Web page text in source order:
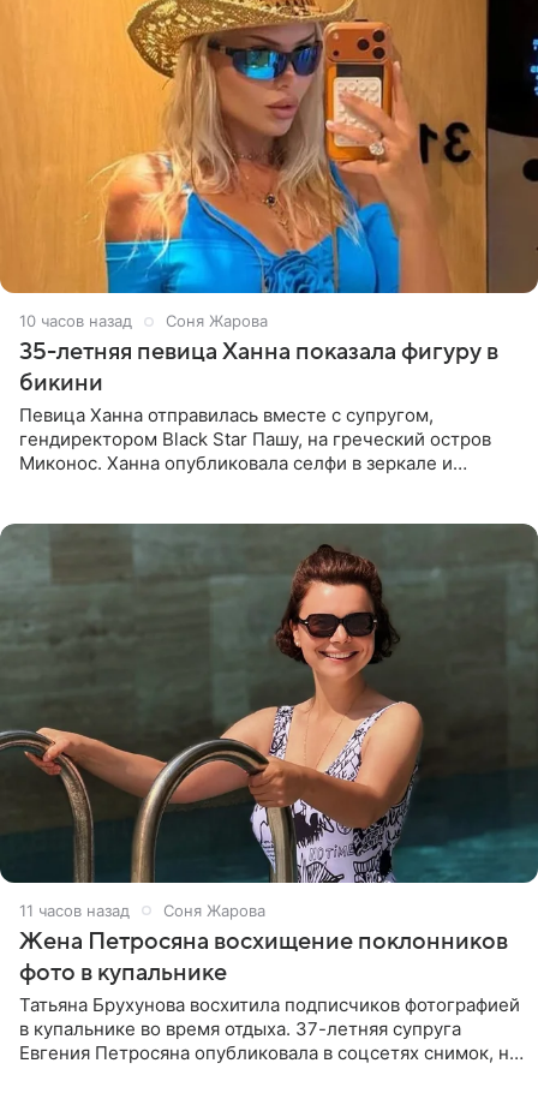
10 часов назад Соня Жарова
35-летняя певица Ханна показала фигуру в
бикини
Певица Ханна отправилась вместе с супругом,
гендиректором Black Star Пашу, на греческий остров
Миконос. Ханна опубликовала селфи в зеркале и
11 часов назад Соня Жарова
Жена Петросяна восхищение поклонников
фото в купальнике
Татьяна Брухунова восхитила подписчиков фотографией
в купальнике во время отдыха. 37-летняя супруга
Евгения Петросяна опубликовала в соцсетях снимок, на